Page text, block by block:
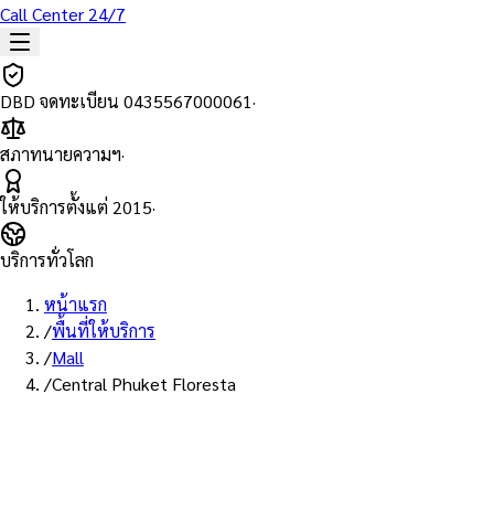
Call Center 24/7
DBD จดทะเบียน 0435567000061·
สภาทนายความฯ·
ให้บริการตั้งแต่ 2015·
บริการทั่วโลก
หน้าแรก
/พื้นที่ให้บริการ
/Mall
/Central Phuket Floresta